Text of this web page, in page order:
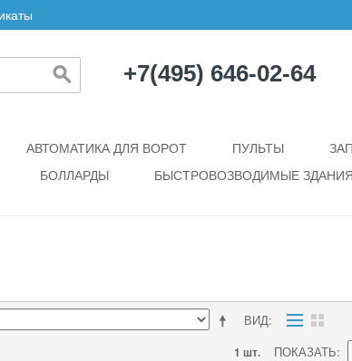
+7(495) 646-02-64
АВТОМАТИКА ДЛЯ ВОРОТ ПУЛЬТЫ
БОЛЛАРДЫ
БЫСТРОВОЗВОДИМЫЕ ЗДАНИЯ
ВИД
1 шт. ПОКАЗАТЬ